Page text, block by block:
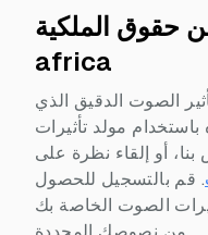
حقوق الملكية
africa
الصوت الدقيق الذي
مولد تأثيرات
أو إلقاء نظرة على
. قم بالتسجيل للحصول
الصوت الخاصة بك